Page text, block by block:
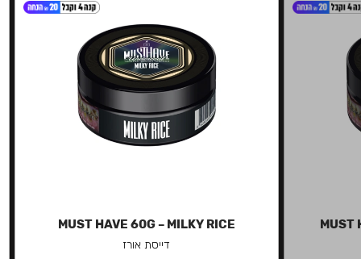
MUST
MUST HAVE 60G – MILKY RICE
דייסת אורז